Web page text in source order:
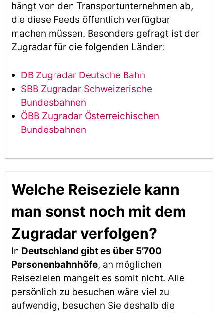
hängt von den Transportunternehmen ab,
die diese Feeds öffentlich verfügbar
machen müssen. Besonders gefragt ist der
Zugradar für die folgenden Länder:
DB Zugradar Deutsche Bahn
SBB Zugradar Schweizerische
Bundesbahnen
ÖBB Zugradar Österreichischen
Bundesbahnen
Welche Reiseziele kann
man sonst noch mit dem
Zugradar verfolgen?
In Deutschland gibt es über 5’700
Personenbahnhöfe, an möglichen
Reisezielen mangelt es somit nicht. Alle
persönlich zu besuchen wäre viel zu
aufwendig, besuchen Sie deshalb die